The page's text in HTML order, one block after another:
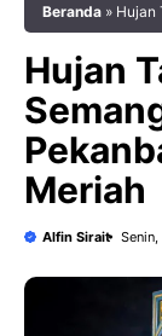
Beranda » Hujan
Hujan
Meriah
Alfin Sirait